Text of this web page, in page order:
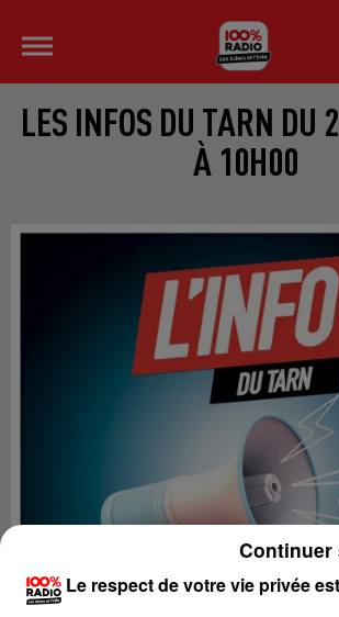
LES INFOS DU TARN
À 10H00
Le respect de votre vie privée
Continuer